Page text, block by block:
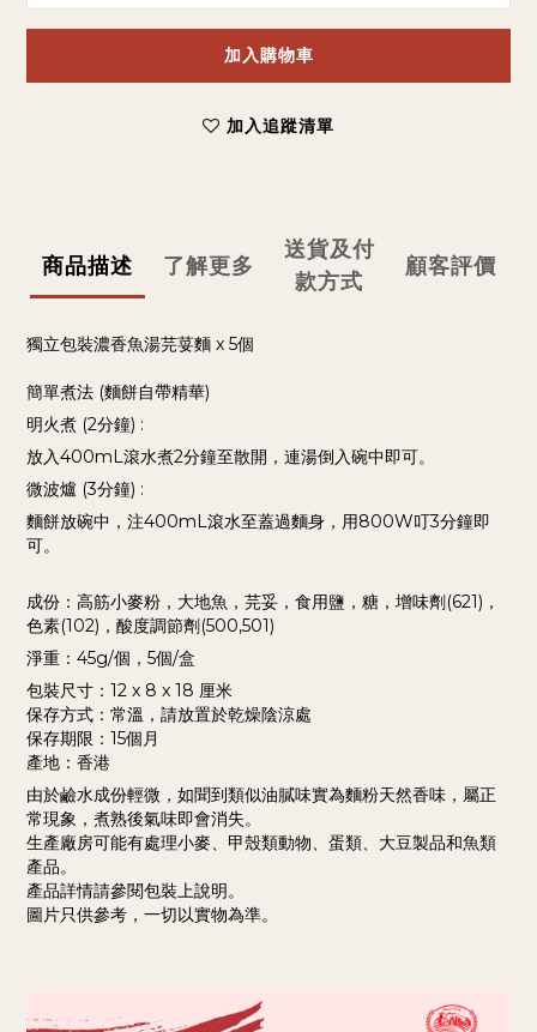
加入購物車
加入追蹤清單
商品描述 了解更多
送貨及付
款方式
顧客評價
獨立包裝濃香魚湯芫荽麵 x 5個
簡單煮法 (麵餅自帶精華)
明火煮 (2分鐘) :
放入400mL滾水煮2分鐘至散開，連湯倒入碗中即可。
微波爐 (3分鐘) :
麵餅放碗中，注400mL滾水至蓋過麵身，用800W叮3分鐘即
可。
成份：高筋小麥粉，大地魚，芫妥，食用鹽，糖，增味劑(621)，
色素(102)，酸度調節劑(500,501)
淨重：45g/個，5個/盒
包裝尺寸：12 x 8 x 18 厘米
保存方式：常溫，請放置於乾燥陰涼處
保存期限：15個月
產地：香港
由於鹼水成份輕微，如聞到類似油膩味實為麵粉天然香味，屬正
常現象，煮熟後氣味即會消失。
生產廠房可能有處理小麥、甲殼類動物、蛋類、大豆製品和魚類
產品。
產品詳情請參閱包裝上說明。
圖片只供參考，一切以實物為準。